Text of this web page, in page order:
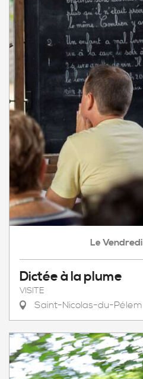
Le Vendredi
Dictée à la plume
VISITE
Saint-Nicolas-du-Pélem